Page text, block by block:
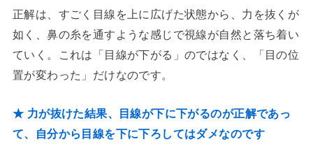
正解は、すごく目線を上に広げた状態から、力を抜くが
如く、鼻の糸を通すような感じで視線が自然と落ち着い
ていく。これは「目線が下がる」のではなく、「目の位
置が変わった」だけなのです。
★ 力が抜けた結果、目線が下に下がるのが正解であっ
て、自分から目線を下に下ろしてはダメなのです